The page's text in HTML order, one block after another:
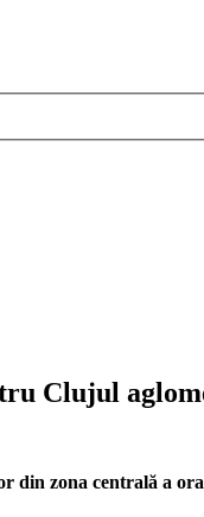
Clujul
zona centrală a